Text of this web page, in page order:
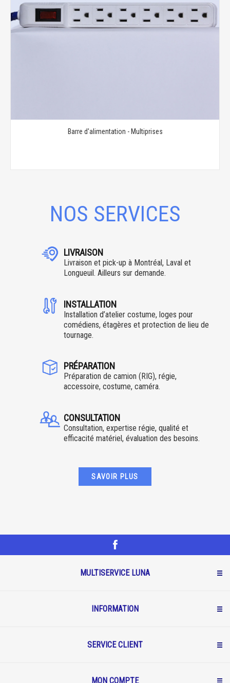
Barre d'alimentation - Multiprises
NOS SERVICES
LIVRAISON
Livraison et pick-up à Montréal, Laval et
Longueuil. Ailleurs sur demande.
INSTALLATION
Installation d’atelier costume, loges pour
comédiens, étagères et protection de lieu de
tournage.
PRÉPARATION
Préparation de camion (RIG), régie,
accessoire, costume, caméra.
CONSULTATION
Consultation, expertise régie, qualité et
efficacité matériel, évaluation des besoins.
SAVOIR PLUS
MULTISERVICE LUNA
INFORMATION
SERVICE CLIENT
MON COMPTE